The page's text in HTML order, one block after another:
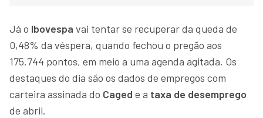
Já o Ibovespa vai tentar se recuperar da queda de
0,48% da véspera, quando fechou o pregão aos
175.744 pontos, em meio a uma agenda agitada. Os
destaques do dia são os dados de empregos com
carteira assinada do Caged e a taxa de desemprego
de abril.